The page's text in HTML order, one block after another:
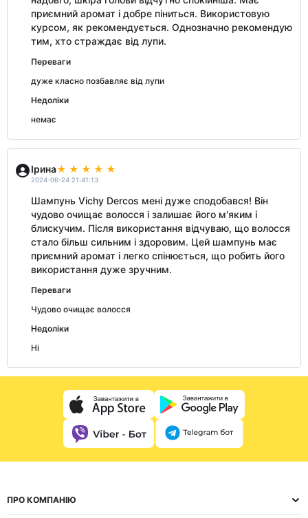
приємний аромат і добре піниться. Використовую
курсом, як рекомендується. Однозначно рекомендую
тим, хто страждає від лупи.
Переваги
дуже класно позбавляє від лупи
Недоліки
немає
Ірина
2024-06-24 21:41:13
Шампунь Vichy Dercos мені дуже сподобався! Він
чудово очищає волосся і залишає його м'яким і
блискучим. Після використання відчуваю, що волосся
стало більш сильним і здоровим. Цей шампунь має
приємний аромат і легко спінюється, що робить його
використання дуже зручним.
Переваги
Чудово очищає волосся
Недоліки
Ні
ПРО КОМПАНІЮ